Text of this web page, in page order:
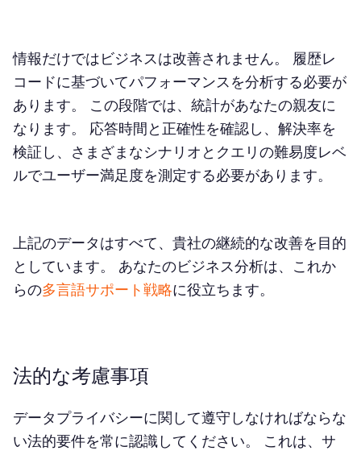
情報だけではビジネスは改善されません。 履歴レ
コードに基づいてパフォーマンスを分析する必要が
あります。 この段階では、統計があなたの親友に
なります。 応答時間と正確性を確認し、解決率を
検証し、さまざまなシナリオとクエリの難易度レベ
ルでユーザー満足度を測定する必要があります。
上記のデータはすべて、貴社の継続的な改善を目的
としています。 あなたのビジネス分析は、これか
らの多言語サポート戦略に役立ちます。
法的な考慮事項
データプライバシーに関して遵守しなければならな
い法的要件を常に認識してください。 これは、サ